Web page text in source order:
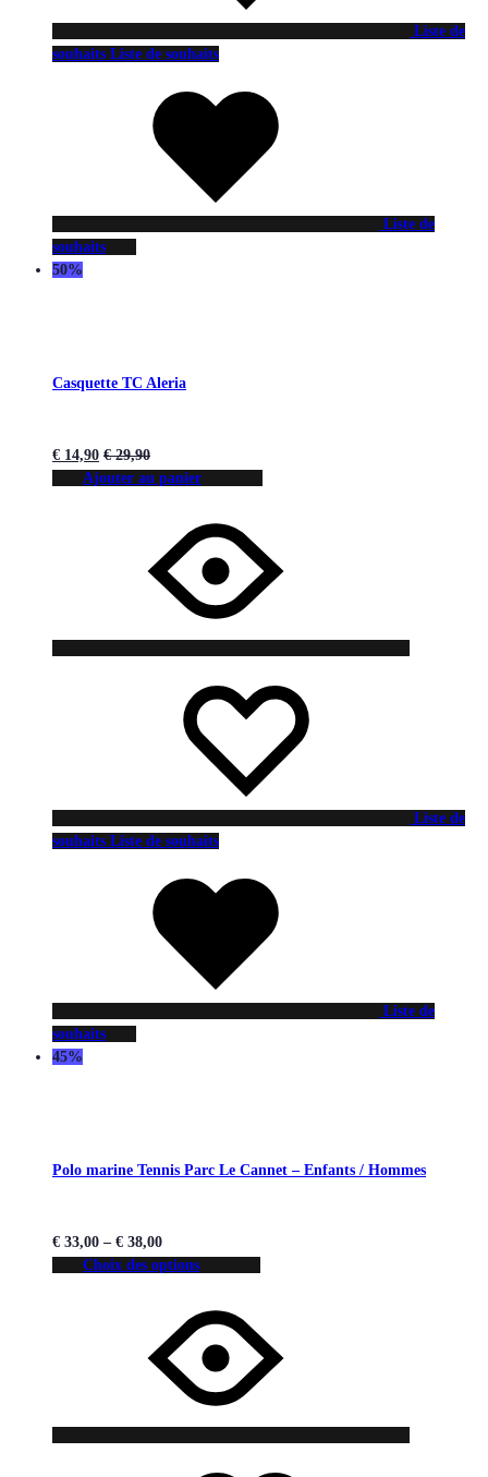
Liste de
souhaits Liste de souhaits
Liste de
souhaits
50%
Casquette TC Aleria
€ 14,90 €29,90
Ajouter au panier
Liste de
souhaits Liste de souhaits
Liste de
souhaits
45%
Polo marine Tennis Parc Le Cannet – Enfants / Hommes
€ 33,00 – € 38,00
Choix des options